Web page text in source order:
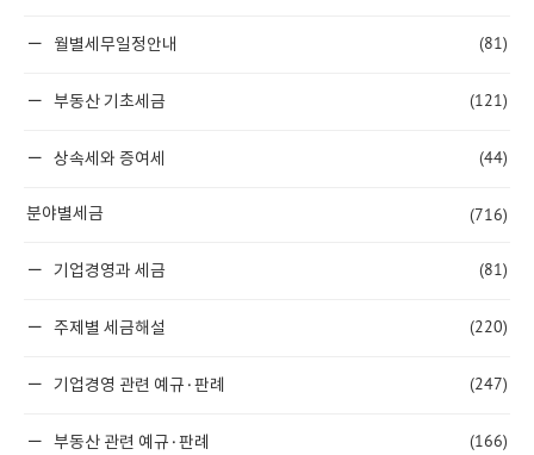
월별세무일정안내 (81)
부동산 기초세금 (121)
상속세와 증여세 (44)
분야별세금 (716)
기업경영과 세금 (81)
주제별 세금해설 (220)
기업경영 관련 예규·판례 (247)
부동산 관련 예규·판례 (166)